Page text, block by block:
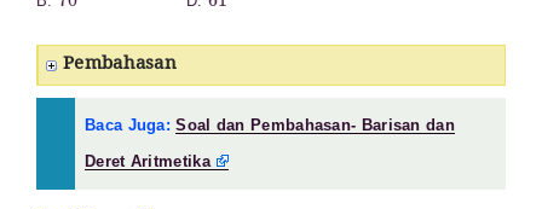
Pembahasan
Baca Juga:Soal dan Pembahasan- Barisan dan
Deret Aritmetika